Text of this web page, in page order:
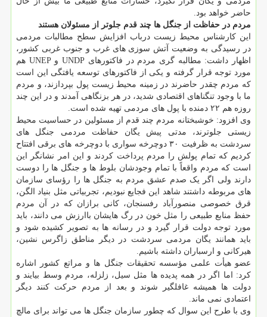
حاضر خواهد بود.
مردم در حفاظت از جنگل ها چند قدم جلوتر از مسئولان هستند
این کارشناس محیط زیست درباب افزایش سطح مطالبات مردمی
در رسیدگی به وضعیت آتش سوزی های غرب و جنوب غربی کشور،
اظهار داشت: مطالبه گری مردم در فاکتورهای UNDP و UNEP هم
مورد توجه قرار گرفته و یکی از فاکتورهای توسعه یافتگی این است
که مردم چقدر حاضرند در زمینه محیط زیست پول بپردازند، و مردم
ما با وجود تنگناهای اقتصادی شدید، در هر بزنگاهی آمدند و در این چند
روزه هم ۲۲ دمنده با پول های مردمی تهیه شده است.
وی افزود: خوشبختانه مردم چند قدم از مسئولین در حساسیت محیط
زیستی جلوترند، مدتی پیش یگان حفاظت مردمی جنگل های
سردشت به ظرفیت ۳۰ دوچرخه سواری با دوچرخه های برقی افتتاح
کردیم که تمام پولش را مردم پرداخت کردند و این امر نشانگر این
است که مردم واقعاً با تمام وجودشان بلوط ها و جنگل ها را دوست
دارند ولی اگر یک صدم عشق مردم به جنگل ها را رؤسای سازمان
های مربوطه داشتند شاهد این فجایع نبودیم، تجربیاتی مثل بنیاد الگن،
قرق خصوصی منصورآباد رفسنجان، کانی برازان که در آن مردم
حفظ منابع طبیعی را مثل خون در رگ هایشان باارزش می دانند، باید
مورد توجه دولت قرار گیرد و در رسانه ها به تصویر کشیده شود و
باید همانند یگان مردمی سردشت در دیگر مناطق زاگرس نشین،
هیرکانی و ارسباران داشته باشیم.
عضو هیأت علمی مؤسسه تحقیقات جنگل ها و مراتع کشور اشاره
کرد: اما اگر در همه پدیده ها مثل سیل، زلزله، مردم وسط بیایند و
دولت ها همیشه غافلگیر شوند و بعد از مردم حرکت کنند دیگر
اعتمادی نمی ماند.
وی با طرح این سوال که چطور سازمان جنگل ها می تواند برای مالچ